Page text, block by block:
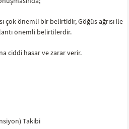
çok önemli bir belirtidir, Göğüs ağrısı ile
önemli belirtilerdir.
ciddi hasar ve zarar verir.
Takibi